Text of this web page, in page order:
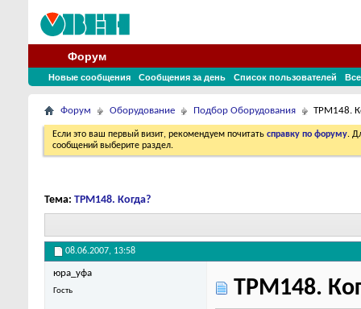
Форум
Новые сообщения Сообщения за день Список пользователей
Форум Оборудование Подбор Оборудования ТРМ148.
Если это ваш первый визит, рекомендуем почитать справку по форуму.
сообщений выберите раздел.
Тема: ТРМ148. Когда?
08.06.2007, 13:58
юра_уфа
Гость ТРМ148.